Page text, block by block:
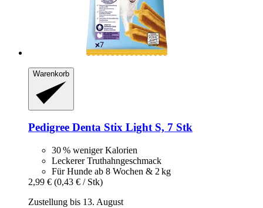
Warenkorb
Pedigree Denta Stix Light S, 7 Stk
30 % weniger Kalorien
Leckerer Truthahngeschmack
Für Hunde ab 8 Wochen & 2 kg
2,99 € (0,43 € / Stk)
Zustellung bis 13. August